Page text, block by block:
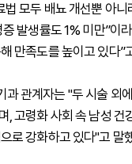
법 모두 배뇨 개선뿐 아니
발생률도 1% 미만”이
만족도를 높이고 있다”
관계자는 "두 시술 외
, 고령화 사회 속 남성 건
로 강화하고 있다"고 말